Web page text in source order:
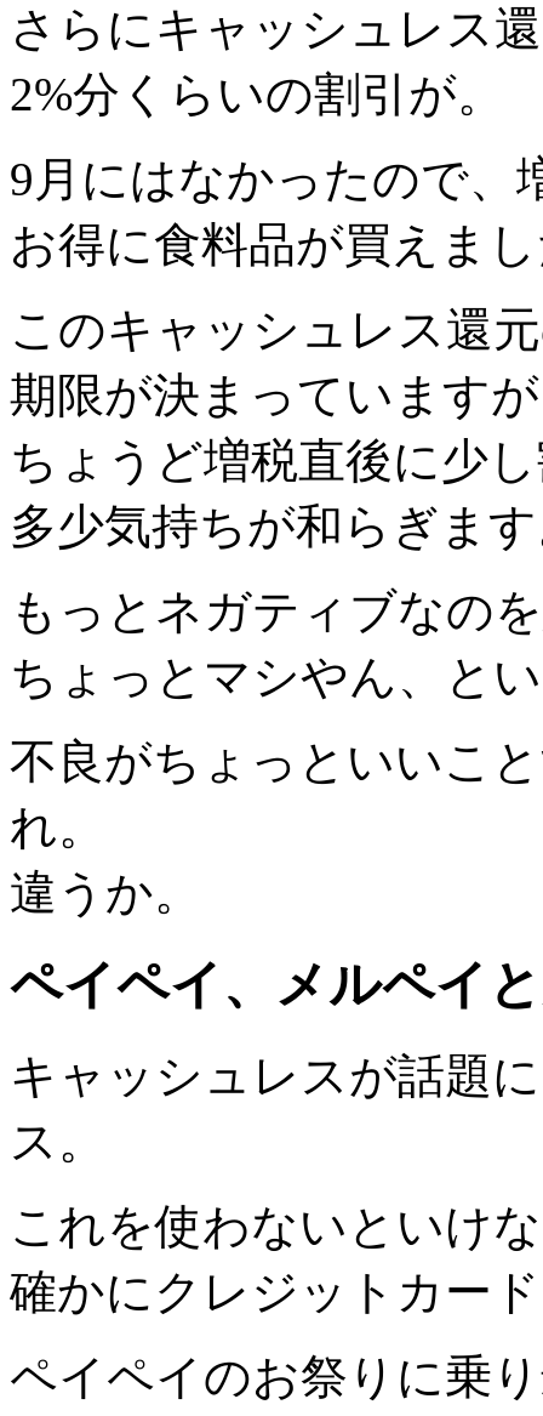
さらにキャッシュレス
2%分くらいの割引が。
9月にはなかったので、
お得に食料品が買えま
このキャッシュレス還
期限が決まっています
ちょうど増税直後に少
多少気持ちが和らぎま
もっとネガティブなの
ちょっとマシやん、と
不良がちょっといいこ
れ。
違うか。
ペイペイ、メルペイ
キャッシュレスが話題
ス。
これを使わないといけ
確かにクレジットカー
ペイペイのお祭りに乗